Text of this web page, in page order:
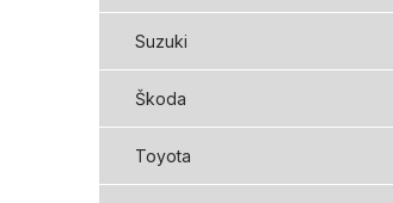
Suzuki
Škoda
Toyota